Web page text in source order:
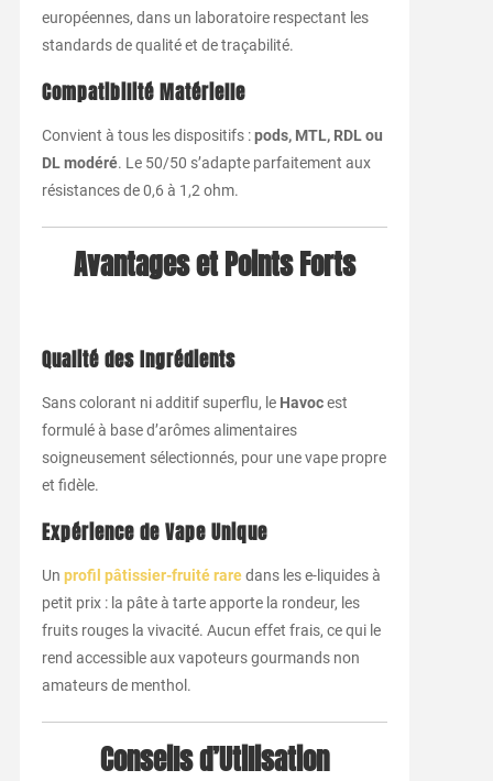
européennes, dans un laboratoire respectant les
standards de qualité et de traçabilité.
Compatibilité Matérielle
Convient à tous les dispositifs :pods, MTL, RDL ou
DL modéré. Le 50/50 s’adapte parfaitement aux
résistances de 0,6 à 1,2 ohm.
Avantages et Points Forts
Qualité des Ingrédients
Sans colorant ni additif superflu, le Havocest
formulé à base d’arômes alimentaires
soigneusement sélectionnés, pour une vape propre
et fidèle.
Expérience de Vape Unique
Un profil pâtissier-fruité raredans les e-liquides à
petit prix : la pâte à tarte apporte la rondeur, les
fruits rouges la vivacité. Aucun effet frais, ce qui le
rend accessible aux vapoteurs gourmands non
amateurs de menthol.
Conseils d’Utilisation